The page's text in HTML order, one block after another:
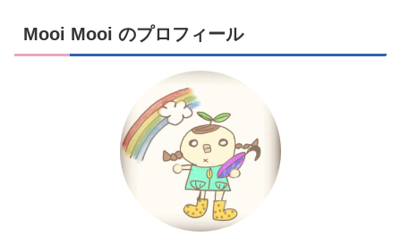
Mooi Mooi のプロフィール